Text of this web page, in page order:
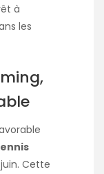
à
les
Cette